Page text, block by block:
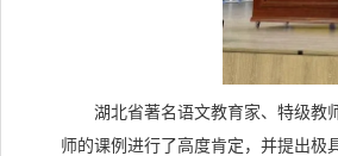
湖北省著名语文教育家、特级教师
师的课例进行了高度肯定，并提出极